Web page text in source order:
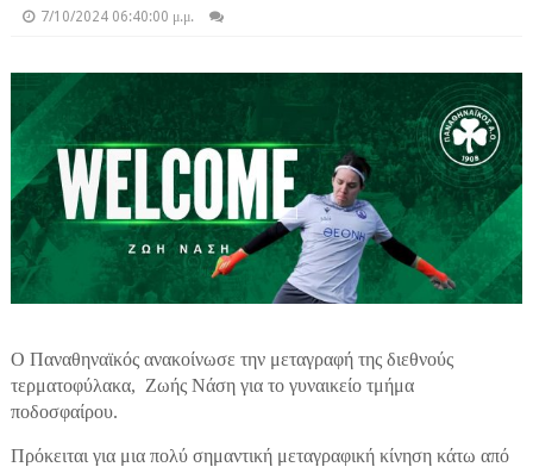
7/10/2024 06:40:00 μ.μ.
Ο Παναθηναϊκός ανακοίνωσε την μεταγραφή της διεθνούς
τερματοφύλακα, Ζωής Νάση για το γυναικείο τμήμα
ποδοσφαίρου.
Πρόκειται για μια πολύ σημαντική μεταγραφική κίνηση κάτω από